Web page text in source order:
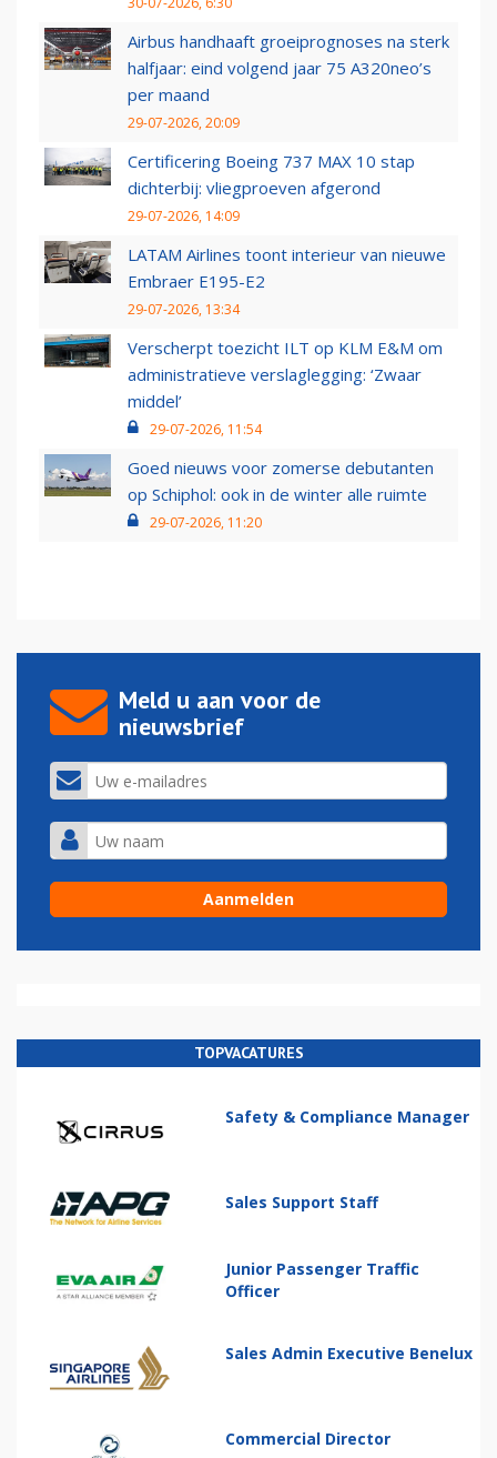
Airbus handhaaft groeiprognoses na sterk
halfjaar: eind volgend jaar 75 A320neo’s
per maand
29-07-2026, 20:09
Certificering Boeing 737 MAX 10 stap
dichterbij: vliegproeven afgerond
29-07-2026, 14:09
LATAM Airlines toont interieur van nieuwe
Embraer E195-E2
29-07-2026, 13:34
Verscherpt toezicht ILT op KLM E&M om
administratieve verslaglegging: ‘Zwaar
middel’
29-07-2026, 11:54
Goed nieuws voor zomerse debutanten
op Schiphol: ook in de winter alle ruimte
29-07-2026, 11:20
Meld u aan voor de
nieuwsbrief
TOPVACATURES
Safety & Compliance Manager
Sales Support Staff
Junior Passenger Traffic
Officer
Sales Admin Executive Benelux
Commercial Director